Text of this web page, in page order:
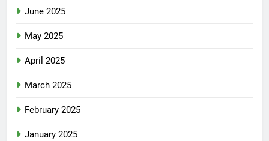
June 2025
May 2025
April 2025
March 2025
February 2025
January 2025